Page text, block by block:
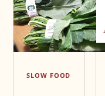
SLOW FOOD